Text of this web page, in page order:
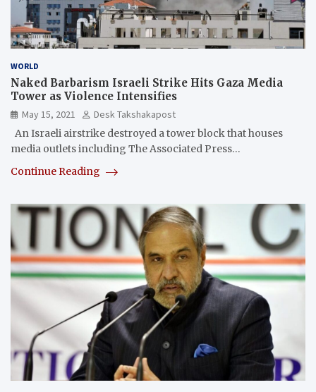
WORLD
Naked Barbarism Israeli Strike Hits Gaza Media
Tower as Violence Intensifies
May 15, 2021
Desk Takshakapost
An Israeli airstrike destroyed a tower block that houses
media outlets including The Associated Press…
Continue Reading